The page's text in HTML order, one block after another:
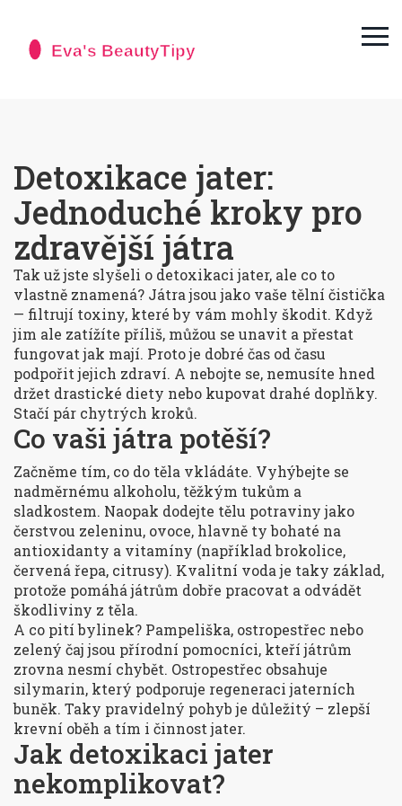
Detoxikace jater:
Jednoduché kroky pro
zdravější játra
Tak už jste slyšeli o detoxikaci jater, ale co to
vlastně znamená? Játra jsou jako vaše tělní čistička
— filtrují toxiny, které by vám mohly škodit. Když
jim ale zatížíte příliš, můžou se unavit a přestat
fungovat jak mají. Proto je dobré čas od času
podpořit jejich zdraví. A nebojte se, nemusíte hned
držet drastické diety nebo kupovat drahé doplňky.
Stačí pár chytrých kroků.
Co vaši játra potěší?
Začněme tím, co do těla vkládáte. Vyhýbejte se
nadměrnému alkoholu, těžkým tukům a
sladkostem. Naopak dodejte tělu potraviny jako
čerstvou zeleninu, ovoce, hlavně ty bohaté na
antioxidanty a vitamíny (například brokolice,
červená řepa, citrusy). Kvalitní voda je taky základ,
protože pomáhá játrům dobře pracovat a odvádět
škodliviny z těla.
A co pití bylinek? Pampeliška, ostropestřec nebo
zelený čaj jsou přírodní pomocníci, kteří játrům
zrovna nesmí chybět. Ostropestřec obsahuje
silymarin, který podporuje regeneraci jaterních
buněk. Taky pravidelný pohyb je důležitý – zlepší
krevní oběh a tím i činnost jater.
Jak detoxikaci jater
nekomplikovat?